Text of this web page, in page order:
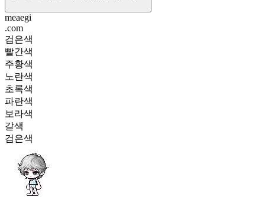
meaegi
.com
검은색
빨간색
주황색
노란색
초록색
파란색
보라색
갈색
검은색